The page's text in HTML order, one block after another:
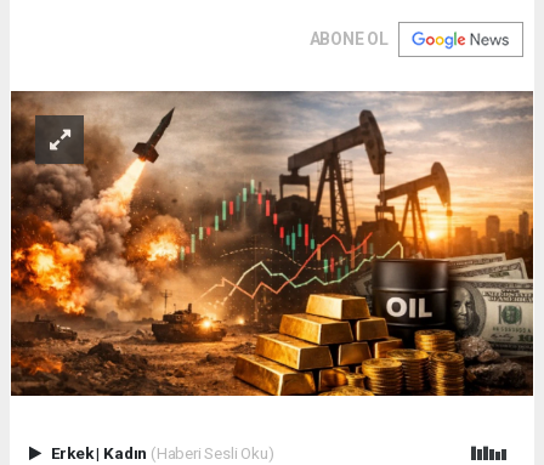
ABONE OL
Erkek| Kadın (Haberi Sesli Oku)